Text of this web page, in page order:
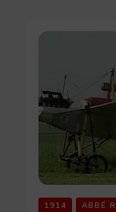
1914 ABBÉ